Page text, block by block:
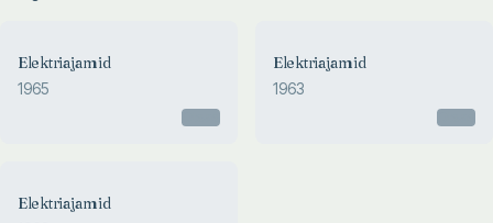
ELEKTRIAJAMID
Elektriajamid
1965
ELEKTRIAJAMID
Elektriajamid
1963
Elektriajamid